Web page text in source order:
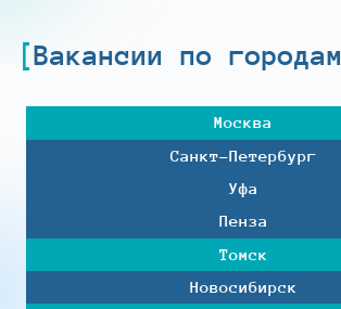
Вакансии по городам
Москва
Санкт-Петербург
Уфа
Пенза
Томск
Новосибирск